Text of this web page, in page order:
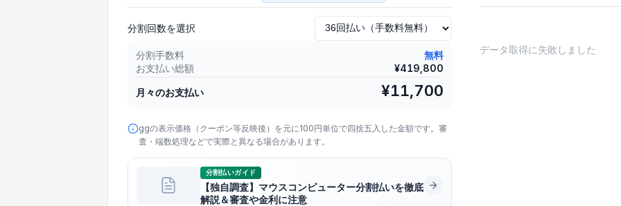
分割回数を選択
分割手数料
無料
お支払い総額
¥419,800
月々のお支払い ¥11,700
ggの表示価格（クーポン等反映後）を元に100円単位で四捨五入した金額です。審
査・端数処理などで実際と異なる場合があります。
分割払いガイド
【独自調査】マウスコンピューター分割払いを徹底
解説＆審査や金利に注意
データ取得に失敗しました